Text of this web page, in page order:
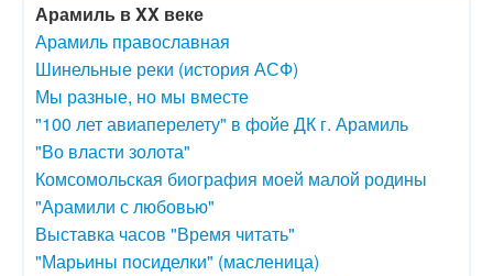
Арамиль в XX веке
Арамиль православная
Шинельные реки (история АСФ)
Мы разные, но мы вместе
"100 лет авиаперелету" в фойе ДК г. Арамиль
"Во власти золота"
Комсомольская биография моей малой родины
"Арамили с любовью"
Выставка часов "Время читать"
"Марьины посиделки" (масленица)